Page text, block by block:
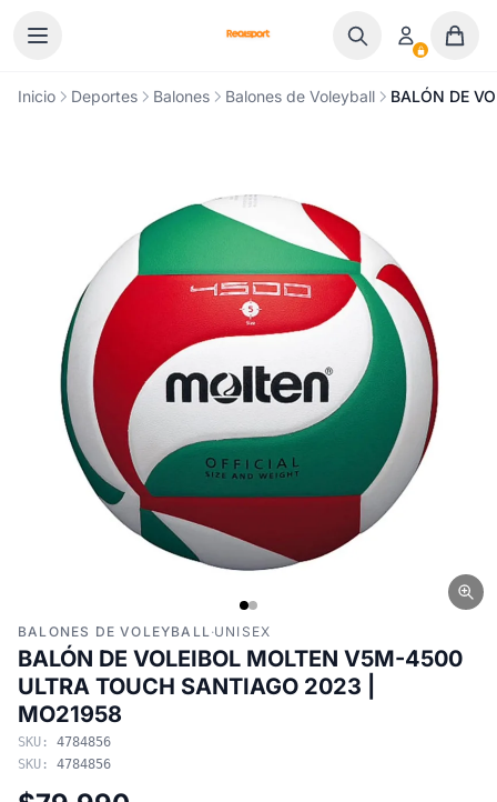
Inicio Deportes Balones Balones de Voleyball BALÓN DE
BALONES DE VOLEYBALL·UNISEX
BALÓN DE VOLEIBOL MOLTEN V5M-4500
ULTRA TOUCH SANTIAGO 2023 |
MO21958
SKU:
4784856
SKU:
4784856